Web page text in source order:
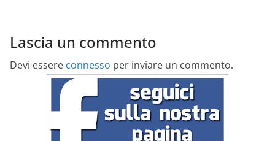
Lascia un commento
Devi essere connesso per inviare un commento.